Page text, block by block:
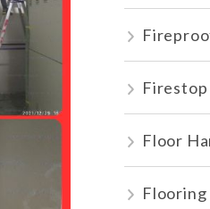
Firestop
Floor
Flooring